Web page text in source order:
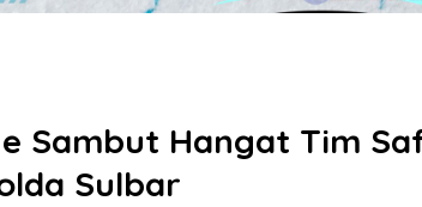
Sambut Hangat Tim
Sulbar